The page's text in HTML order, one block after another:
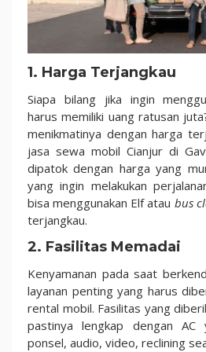
1. Harga Terjangkau
Siapa bilang jika ingin
harus memiliki uang ratusan
menikmatinya dengan harga
jasa sewa mobil Cianjur di
dipatok dengan harga yang
yang ingin melakukan
bisa menggunakan Elf atau bus
terjangkau.
2. Fasilitas Memadai
Kenyamanan pada saat
layanan penting yang harus
rental mobil. Fasilitas yang
pastinya lengkap dengan AC
ponsel, audio, video, reclining